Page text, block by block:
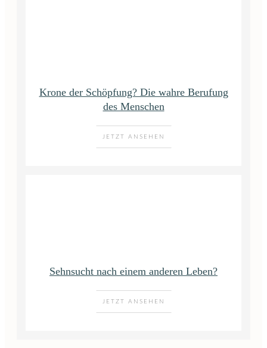
Krone der Schöpfung? Die wahre Berufung
des Menschen
JETZT ANSEHEN
Sehnsucht nach einem anderen Leben?
JETZT ANSEHEN